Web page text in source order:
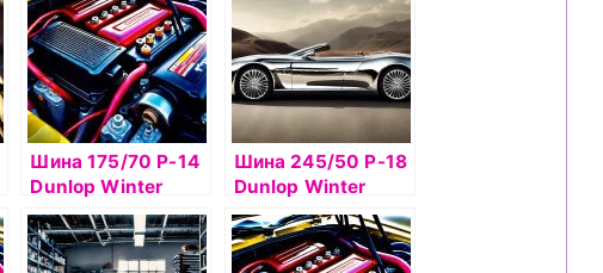
Шина 175/70 Р-14
Dunlop Winter
Ice02 84Tб/к шип
Шина 245/50 Р-18
Dunlop Winter
Ice02 104 б/к шип